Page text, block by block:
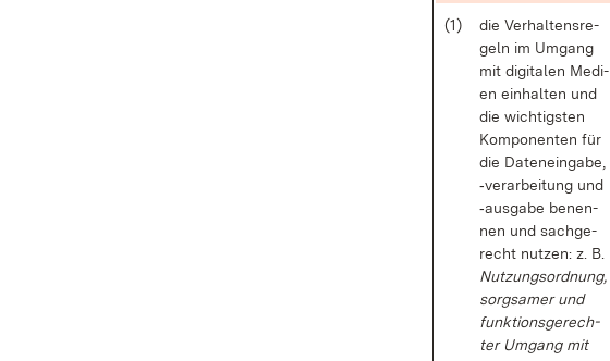
(1)
die Ver­hal­tens­re­
geln im Um­gang
mit di­gi­ta­len Me­di­
en ein­hal­ten und
die wich­tigs­ten
Kom­po­nen­ten für
die Da­ten­ein­ga­be,
‑ver­ar­bei­tung und
‑aus­ga­be be­nen­
nen und sach­ge­
recht nut­zen: z. B.
Nut­zungs­ord­nung,
sorg­sa­mer und
funk­ti­ons­ge­rech­
ter Um­gang mit